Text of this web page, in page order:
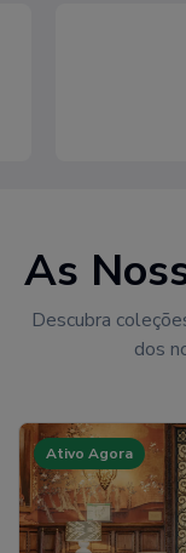
As
Descubra
dos
Ativo Agora